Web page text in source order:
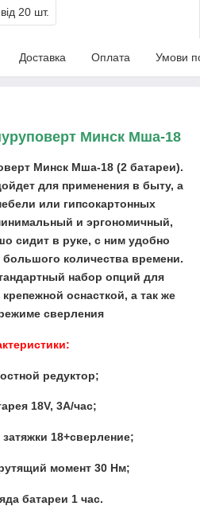
від 20 шт.
Доставка Оплата Умови
Минск Мша-18
Минск Мша-18 (2 батареи).
для применения в быту, а
или гипсокартонных
и эргономичный,
сидит в руке, с ним удобно
большого количества времени.
набор опций для
оснасткой, а так же
сверления
редуктор;
18V, 3А/час;
18+сверление;
момент 30 Нм;
батареи 1 час.